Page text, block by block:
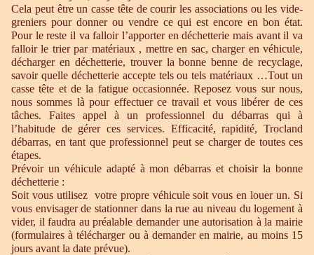
Cela peut être un casse tête de courir les associations ou les vide-
greniers pour donner ou vendre ce qui est encore en bon état.
Pour le reste il va falloir l’apporter en déchetterie mais avant il va
falloir le trier par matériaux , mettre en sac, charger en véhicule,
décharger en déchetterie, trouver la bonne benne de recyclage,
savoir quelle déchetterie accepte tels ou tels matériaux …Tout un
casse tête et de la fatigue occasionnée. Reposez vous sur nous,
nous sommes là pour effectuer ce travail et vous libérer de ces
tâches. Faites appel à un professionnel du débarras qui à
l’habitude de gérer ces services. Efficacité, rapidité, Trocland
débarras, en tant que professionnel peut se charger de toutes ces
étapes.
Prévoir un véhicule adapté à mon débarras et choisir la bonne
déchetterie :
Soit vous utilisez votre propre véhicule soit vous en louer un. Si
vous envisager de stationner dans la rue au niveau du logement à
vider, il faudra au préalable demander une autorisation à la mairie
(formulaires à télécharger ou à demander en mairie, au moins 15
jours avant la date prévue).